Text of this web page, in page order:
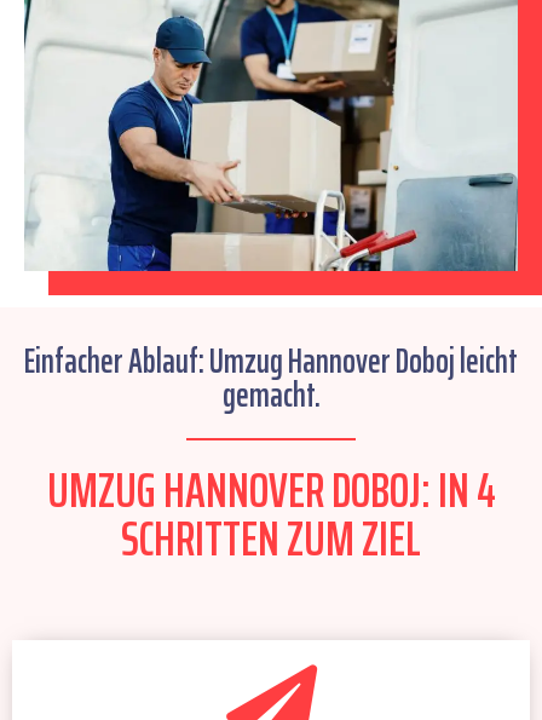
Einfacher Ablauf: Umzug Hannover Doboj leicht
gemacht.
UMZUG HANNOVER DOBOJ: IN 4
SCHRITTEN ZUM ZIEL